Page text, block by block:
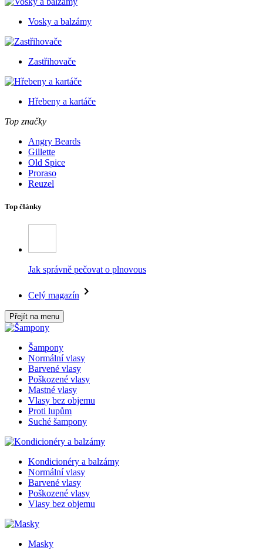
Vosky a balzámy
Zastřihovače
Hřebeny a kartáče
Top značky
Angry Beards
Gillette
Old Spice
Proraso
Reuzel
Top články
Jak správně pečovat o plnovous
Celý magazín
Přejít na menu
Šampony
Normální vlasy
Barvené vlasy
Poškozené vlasy
Mastné vlasy
Vlasy bez objemu
Proti lupům
Suché šampony
Kondicionéry a balzámy
Normální vlasy
Barvené vlasy
Poškozené vlasy
Vlasy bez objemu
Masky